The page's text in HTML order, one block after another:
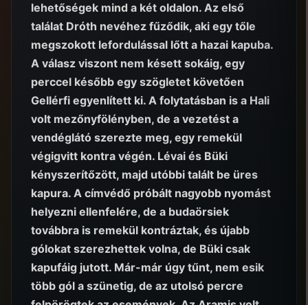
lehetőségek mind a két oldalon. Az első
találat Dróth nevéhez fűződik, aki egy tőle
megszokott lefordulással lőtt a hazai kapuba.
A válasz viszont nem késett sokáig, egy
perccel később egy szögletet követően
Gellérfi egyenlített ki. A folytatásban is a Hali
volt mezőnyfölényben, de a vezetést a
vendéglátó szerezte meg, egy remekül
végigvitt kontra végén. Lévai és Büki
kényszerítőzött, majd utóbbi talált be üres
kapura. A címvédő próbált nagyobb nyomást
helyezni ellenfelére, de a budaörsiek
továbbra is remekül kontráztak, és újabb
gólokat szerezhettek volna, de Büki csak
kapufáig jutott. Már-már úgy tűnt, nem esik
több gól a szünetig, de az utolsó percre